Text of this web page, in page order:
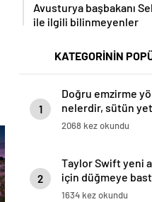
Avusturya başbakanı
ile ilgili bilinmeyenler
KATEGORİNİN
1
Doğru emzirme
nelerdir, sütün
anlaşılır?
2068 kez okundu
2
Taylor Swift yeni
için düğmeye
medyadan
1634 kez okundu